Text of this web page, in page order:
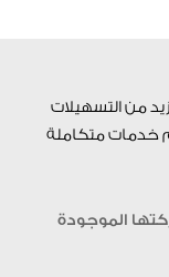
من التسهيلات
خدمات متكاملة
الموجودة